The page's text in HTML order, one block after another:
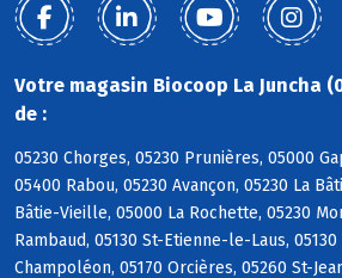
Votre magasin Biocoop La Juncha
de :
05230 Chorges, 05230 Prunières, 05000
05400 Rabou, 05230 Avançon, 05230 La
Bâtie-Vieille, 05000 La Rochette, 05230
Rambaud, 05130 St-Etienne-le-Laus,
Champoléon, 05170 Orcières, 05260 St-